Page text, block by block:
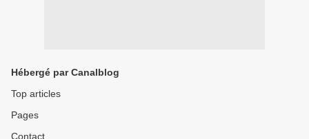
Hébergé par Canalblog
Top articles
Pages
Contact